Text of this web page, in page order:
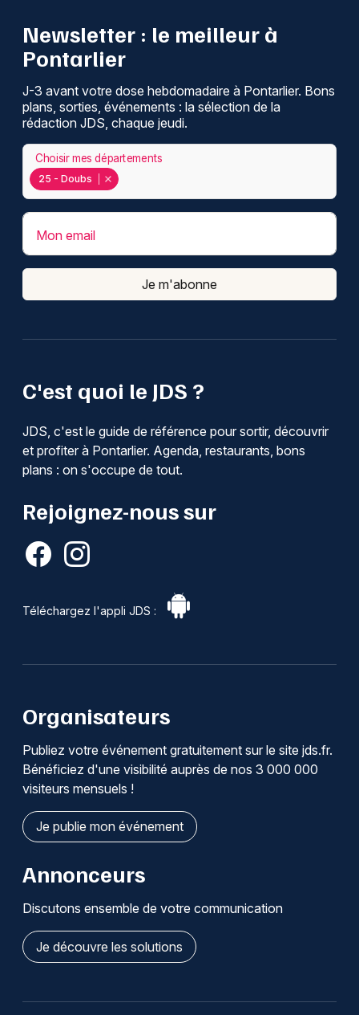
C'est quoi le JDS ?
JDS, c'est le guide de référence pour sortir, découvrir
et profiter à Pontarlier. Agenda, restaurants, bons
plans : on s'occupe de tout.
Rejoignez-nous sur
Téléchargez l'appli JDS :
Newsletter : le meilleur à
Pontarlier
J-3 avant votre dose hebdomadaire à Pontarlier. Bons
plans, sorties, événements : la sélection de la
rédaction JDS, chaque jeudi.
25 - Doubs
Choisir mes départements
Mon email
Je m'abonne
Organisateurs
Publiez votre événement gratuitement sur le site jds.fr.
Bénéficiez d'une visibilité auprès de nos 3 000 000
visiteurs mensuels !
Je publie mon événement
Annonceurs
Discutons ensemble de votre communication
Je découvre les solutions